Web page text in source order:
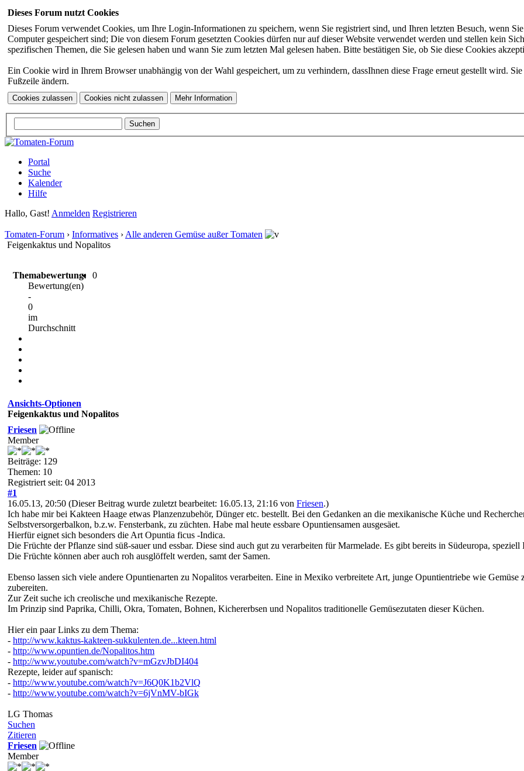
Dieses Forum nutzt Cookies
Dieses Forum verwendet Cookies, um Ihre Login-Informationen zu speichern, wenn Sie registriert sind, und Ihren letzten Besuch, wenn
Computer gespeichert sind; Die von diesem Forum gesetzten Cookies dürfen nur auf dieser Website verwendet werden und stellen kein
spezifischen Themen, die Sie gelesen haben und wann Sie zum letzten Mal gelesen haben. Bitte bestätigen Sie, ob Sie diese Cookies
Ein Cookie wird in Ihrem Browser unabhängig von der Wahl gespeichert, um zu verhindern, dassIhnen diese Frage erneut gestellt wird.
Fußzeile ändern.
Portal
Suche
Kalender
Hilfe
Hallo, Gast! Anmelden Registrieren
Tomaten-Forum › Informatives › Alle anderen Gemüse außer Tomaten
Feigenkaktus und Nopalitos
Themabewertung:
0
Bewertung(en)
-
0
im
Durchschnitt
Ansichts-Optionen
Feigenkaktus und Nopalitos
Friesen
Member
Beiträge: 129
Themen: 10
Registriert seit: 04 2013
#1
16.05.13, 20:50 (Dieser Beitrag wurde zuletzt bearbeitet: 16.05.13, 21:16 von Friesen.)
Ich habe mir bei Kakteen Haage etwas Planzenzubehör, Dünger etc. bestellt. Bei den Gedanken an die mexikanische Küche und
Selbstversorgerbalkon, b.z.w. Fensterbank, zu züchten. Habe mal heute essbare Opuntiensamen ausgesäet.
Hierfür eignet sich besonders die Art Opuntia ficus -Indica.
Die Früchte der Pflanze sind süß-sauer und essbar. Diese sind auch gut zu verarbeiten für Marmelade. Es gibt bereits in Südeuropa,
Die Früchte können aber auch roh ausglöffelt werden, samt der Samen.
Ebenso lassen sich viele andere Opuntienarten zu Nopalitos verarbeiten. Eine in Mexiko verbreitete Art, junge Opuntientriebe wie Gemüse
zubereiten.
Zur Zeit suche ich creolische und mexikanische Rezepte.
Im Prinzip sind Paprika, Chilli, Okra, Tomaten, Bohnen, Kichererbsen und Nopalitos traditionelle Gemüsezutaten dieser Küchen.
Hier ein paar Links zu dem Thema:
- http://www.kaktus-kakteen-sukkulenten.de...kteen.html
- http://www.opuntien.de/Nopalitos.htm
- http://www.youtube.com/watch?v=mGzvJbDI404
Rezepte, leider auf spanisch:
- http://www.youtube.com/watch?v=J6Q0K1b2VlQ
- http://www.youtube.com/watch?v=6jVnMV-bIGk
LG Thomas
Suchen
Zitieren
Friesen
Member